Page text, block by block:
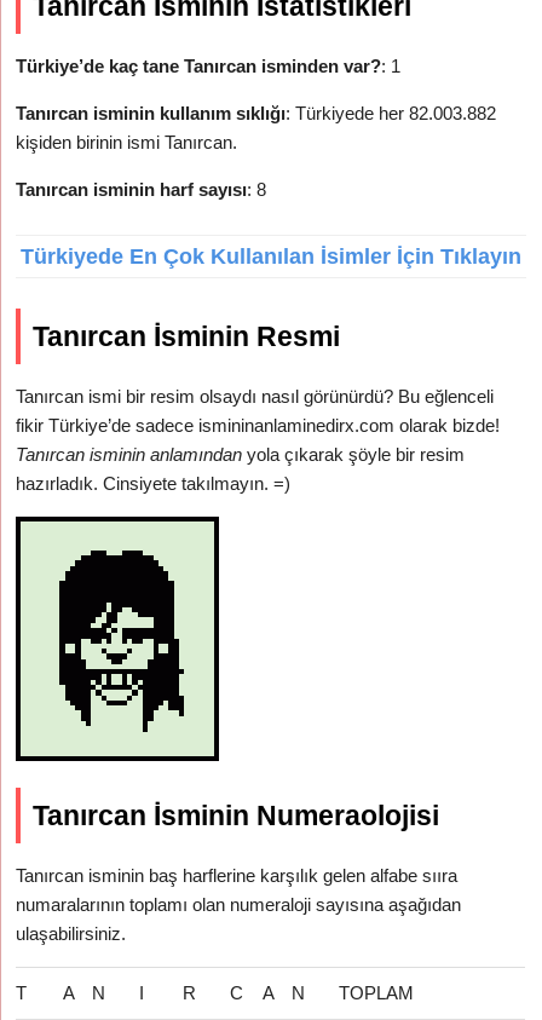
Türkiye’de kaç tane Tanırcan isminden var?: 1
Tanırcan isminin kullanım sıklığı: Türkiyede her 82.003.882
kişiden birinin ismi Tanırcan.
Tanırcan isminin harf sayısı: 8
Türkiyede En Çok Kullanılan İsimler İçin Tıklayın
Tanırcan İsminin Resmi
Tanırcan ismi bir resim olsaydı nasıl görünürdü? Bu eğlenceli
fikir Türkiye’de sadece ismininanlaminedirx.com olarak bizde!
Tanırcan isminin anlamından yola çıkarak şöyle bir resim
hazırladık. Cinsiyete takılmayın. =)
Tanırcan İsminin Numeraolojisi
Tanırcan isminin baş harflerine karşılık gelen alfabe sııra
numaralarının toplamı olan numeraloji sayısına aşağıdan
ulaşabilirsiniz.
T A N I R C A N TOPLAM